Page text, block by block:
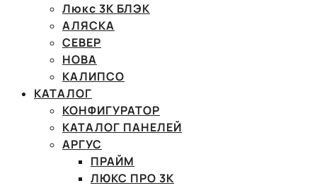
Люкс 3К БЛЭК
АЛЯСКА
СЕВЕР
НОВА
КАЛИПСО
КАТАЛОГ
КОНФИГУРАТОР
КАТАЛОГ ПАНЕЛЕЙ
АРГУС
ПРАЙМ
ЛЮКС ПРО 3К